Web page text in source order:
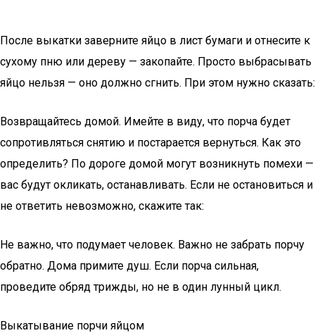
После выкатки заверните яйцо в лист бумаги и отнесите к
сухому пню или дереву — закопайте. Просто выбрасывать
яйцо нельзя — оно должно сгнить. При этом нужно сказать:
Возвращайтесь домой. Имейте в виду, что порча будет
сопротивляться снятию и постарается вернуться. Как это
определить? По дороге домой могут возникнуть помехи —
вас будут окликать, останавливать. Если не остановиться и
не ответить невозможно, скажите так:
Не важно, что подумает человек. Важно не забрать порчу
обратно. Дома примите душ. Если порча сильная,
проведите обряд трижды, но не в один лунный цикл.
Выкатывание порчи яйцом